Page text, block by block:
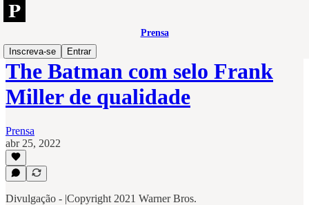
Prensa
Inscreva-se
Entrar
The Batman com selo Frank
Miller de qualidade
Prensa
abr 25, 2022
Divulgação - |Copyright 2021 Warner Bros.